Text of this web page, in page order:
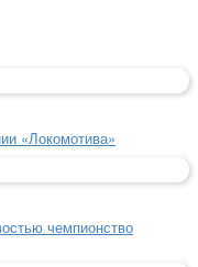
«Локомотива»
чемпионство